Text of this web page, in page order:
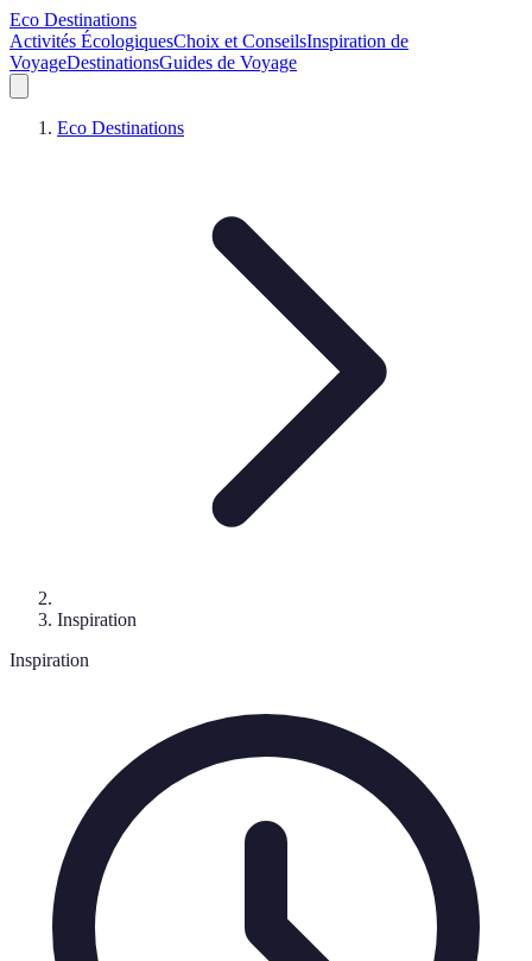
Eco Destinations
Activités ÉcologiquesChoix et ConseilsInspiration de
VoyageDestinationsGuides de Voyage
Eco Destinations
Inspiration
Inspiration